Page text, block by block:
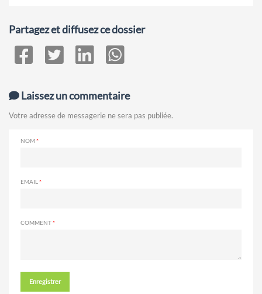
Partagez et diffusez ce dossier
Laissez un commentaire
Votre adresse de messagerie ne sera pas publiée.
NOM
EMAIL
COMMENT
Enregistrer